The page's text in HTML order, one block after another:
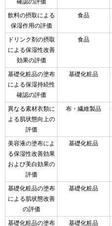
飲料の摂取による
保湿作用の評価
食品
ドリンク剤の摂取
による保湿性改善
効果の評価
食品
基礎化粧品の塗布
による保湿持続性
確認の評価
基礎化粧品
異なる素材衣類に
よる肌状態向上の
評価
布・繊維製品
美容液の塗布によ
る保湿性改善効果
および美白効果の
評価
基礎化粧品
基礎化粧品の塗布
による肌状態改善
の評価
基礎化粧品
基礎化粧品の塗布
基礎化粧品